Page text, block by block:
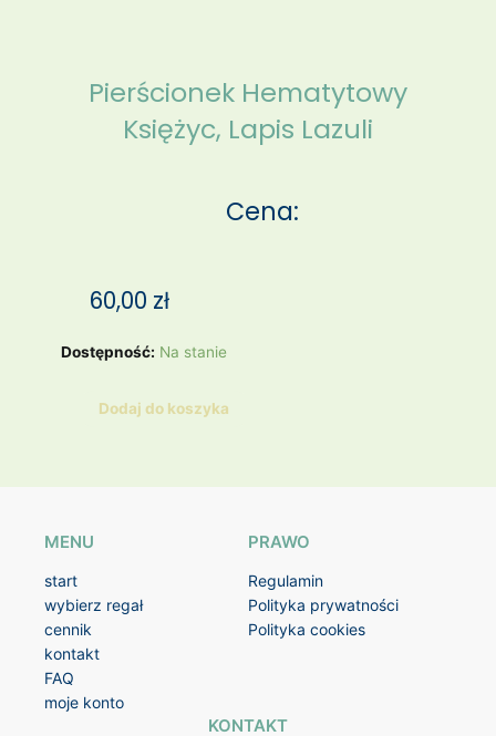
Pierścionek Hematytowy
Księżyc, Lapis Lazuli
Cena:
60,00 zł
Dostępność: Na stanie
ilość
Hematytowy
Dodaj do koszyka
MENU
start
wybierz regał
cennik
kontakt
FAQ
moje konto
PRAWO
Regulamin
Polityka prywatności
Polityka cookies
KONTAKT